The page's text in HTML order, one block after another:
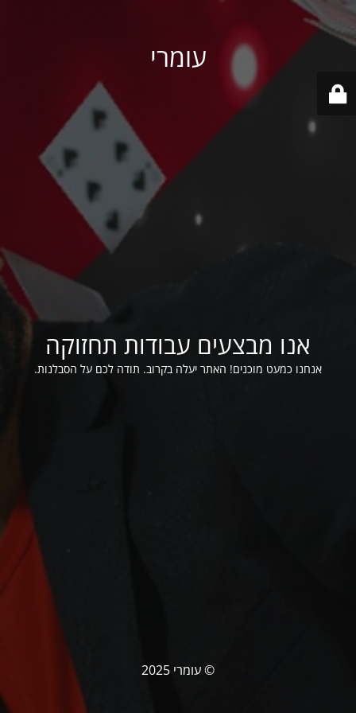
עומרי
אנו מבצעים עבודות תחזוקה
אנחנו כמעט מוכנים! האתר יעלה בקרוב. תודה לכם על הסבלנות.
© עומרי 2025